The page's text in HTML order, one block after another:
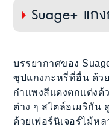
Suage+ แกง
บรรยากาศของ
ซุปแกงกะหรี่ที่อื่น ด้ว
กำแพงสีแดงตกแต่ง
ต่าง ๆ สไตล์อเมริกัน
ด้วยเฟอร์นิเจอร์ไม้ห